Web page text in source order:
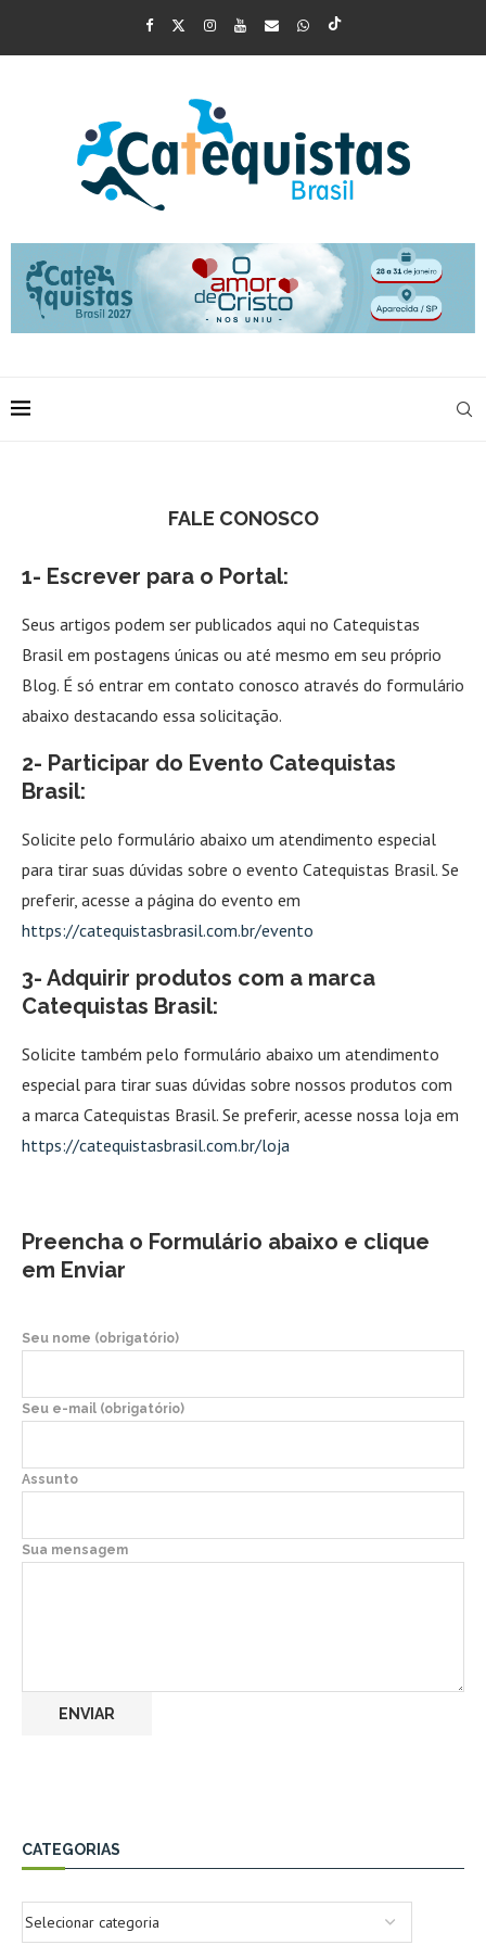
FALE CONOSCO
1- Escrever para o Portal:
Seus artigos podem ser publicados aqui no Catequistas
Brasil em postagens únicas ou até mesmo em seu próprio
Blog. É só entrar em contato conosco através do formulário
abaixo destacando essa solicitação.
2- Participar do Evento Catequistas
Brasil:
Solicite pelo formulário abaixo um atendimento especial
para tirar suas dúvidas sobre o evento Catequistas Brasil. Se
preferir, acesse a página do evento em
https://catequistasbrasil.com.br/evento
3- Adquirir produtos com a marca
Catequistas Brasil:
Solicite também pelo formulário abaixo um atendimento
especial para tirar suas dúvidas sobre nossos produtos com
a marca Catequistas Brasil. Se preferir, acesse nossa loja em
https://catequistasbrasil.com.br/loja
Preencha o Formulário abaixo e clique
em Enviar
Seu nome (obrigatório)
Seu e-mail (obrigatório)
Assunto
Sua mensagem
CATEGORIAS